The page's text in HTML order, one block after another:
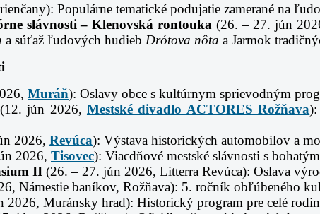
Populárne tematické podujatie zamerané na
slávnosti – Klenovská rontouka (26. – 27. jún
a súťaž ľudových hudieb Drótova nôta a Jarmok
Muráň): Oslavy obce s kultúrnym sprievodným
(12. jún 2026, Mestské divadlo ACTORES Rožňava):
2026, Revúca): Výstava historických automobilov a
2026, Tisovec): Viacdňové mestské slávnosti s
II (26. – 27. jún 2026, Litterra Revúca): Oslava
Námestie baníkov, Rožňava): 5. ročník obľúbeného
2026, Muránsky hrad): Historický program pre celé